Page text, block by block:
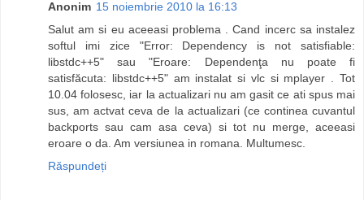
Anonim 15 noiembrie 2010 la 16:13
Salut am si eu aceeasi problema . Cand incerc sa instalez
softul imi zice "Error: Dependency is not satisfiable:
libstdc++5" sau "Eroare: Dependenţa nu poate fi
satisfăcuta: libstdc++5" am instalat si vlc si mplayer . Tot
10.04 folosesc, iar la actualizari nu am gasit ce ati spus mai
sus, am actvat ceva de la actualizari (ce continea cuvantul
backports sau cam asa ceva) si tot nu merge, aceeasi
eroare o da. Am versiunea in romana. Multumesc.
Răspundeți